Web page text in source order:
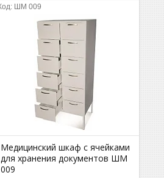
ШМ 009
Медицинский шкаф с ячейками
для хранения документов ШМ
009